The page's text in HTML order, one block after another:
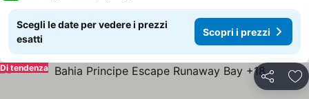
Scegli le date per vedere i prezzi
esatti
Scopri i prezzi
Condividi
Di tendenza